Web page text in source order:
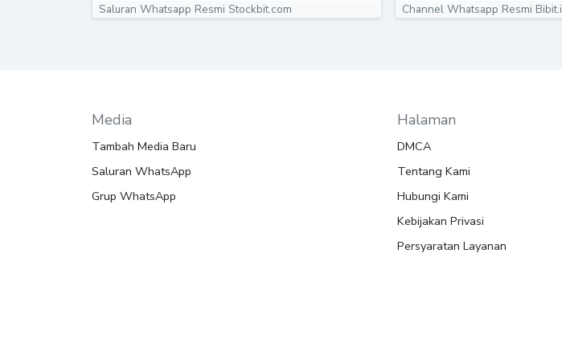
Saluran Whatsapp Resmi Stockbit.com Channel Whatsapp Resmi
Media
Tambah Media Baru
Saluran WhatsApp
Grup WhatsApp
Halaman
DMCA
Tentang Kami
Hubungi Kami
Kebijakan Privasi
Persyaratan Layanan